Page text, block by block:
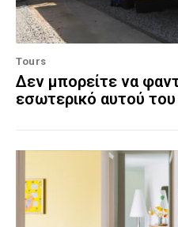
Tours
Δεν μπορείτε να
εσωτερικό αυτού